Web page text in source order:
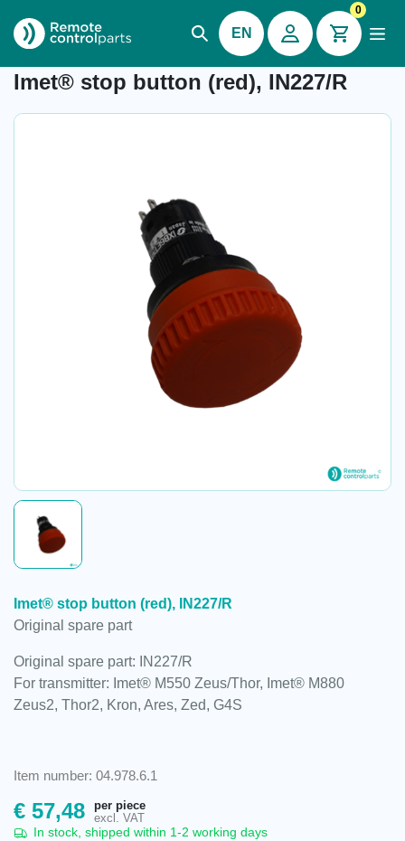
EN
0
Item number: 04.978.6.1
Imet® stop button (red), IN227/R
Imet® stop button (red), IN227/R
Original spare part
Original spare part: IN227/R
For transmitter: Imet® M550 Zeus/Thor, Imet® M880
Zeus2, Thor2, Kron, Ares, Zed, G4S
Item number: 04.978.6.1
€ 57,48
per piece
excl. VAT
In stock, shipped within 1-2 working days